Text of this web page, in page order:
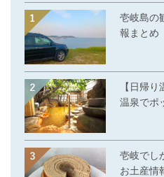
壱岐島の
報まとめ
【日帰
温泉でポ
壱岐でし
お土産情